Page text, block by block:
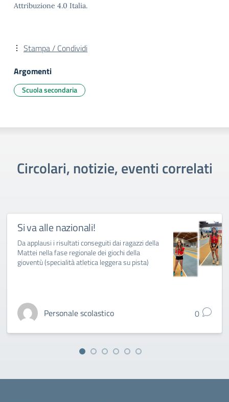
Attribuzione 4.0 Italia.
Stampa / Condividi
Argomenti
Scuola secondaria
Circolari, notizie, eventi correlati
Si va alle nazionali!
Da applausi i risultati conseguiti dai ragazzi della
Mattei nella fase regionale dei giochi della
gioventù (specialità atletica leggera su pista)
Personale scolastico 0